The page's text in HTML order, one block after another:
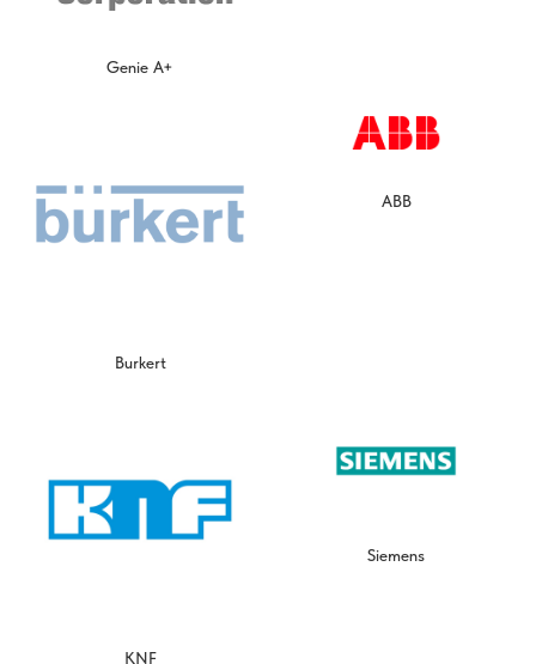
Genie A+
Burkert
ABB
KNF
Siemens